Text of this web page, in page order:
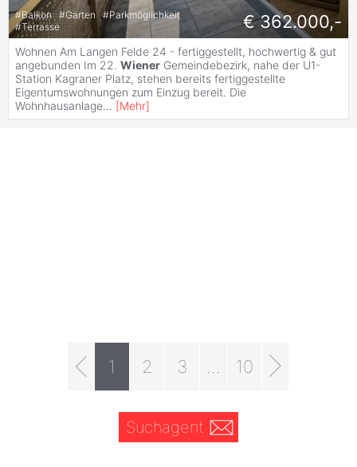
#Balkon #Garten #Parkmöglichkeit
#Terrasse € 362.000,-
Wohnen Am Langen Felde 24 - fertiggestellt, hochwertig & gut
angebunden Im 22. Wiener Gemeindebezirk, nahe der U1-
Station Kagraner Platz, stehen bereits fertiggestellte
Eigentumswohnungen zum Einzug bereit. Die
Wohnhausanlage... [Mehr]
1 2 3 10
Suchagent